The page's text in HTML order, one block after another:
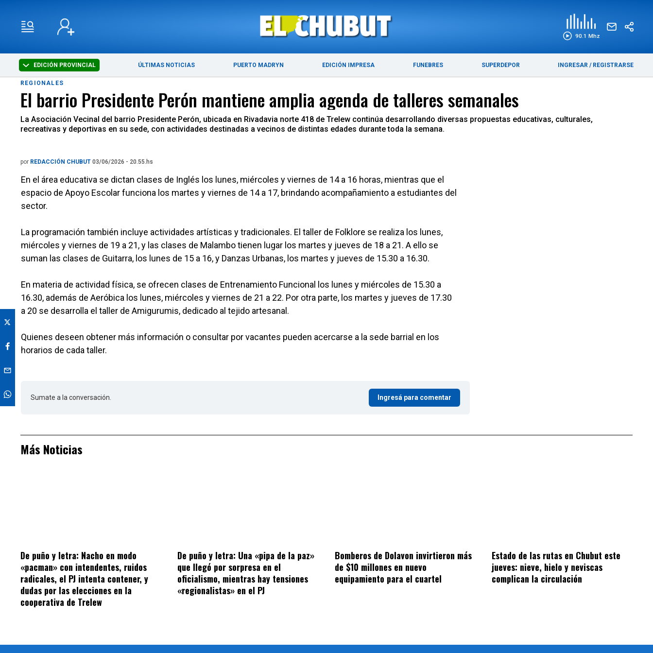
90.1 Mhz
EDICIÓN PROVINCIAL ÚLTIMAS NOTICIAS PUERTO MADRYN EDICIÓN IMPRESA FUNEBRES SUPERDEPOR INGRESAR / REGISTRARSE
ÚLTIMAS NOTICIAS PUERTO MADRYN
REGIONALES
El barrio Presidente Perón mantiene amplia agenda de talleres semanales
La Asociación Vecinal del barrio Presidente Perón, ubicada en Rivadavia norte 418 de Trelew continúa desarrollando diversas propuestas educativas, culturales,
recreativas y deportivas en su sede, con actividades destinadas a vecinos de distintas edades durante toda la semana.
por REDACCIÓN CHUBUT 03/06/2026 - 20.55.hs
En el área educativa se dictan clases de Inglés los lunes, miércoles y viernes de 14 a 16 horas, mientras que el
espacio de Apoyo Escolar funciona los martes y viernes de 14 a 17, brindando acompañamiento a estudiantes del
sector.
La programación también incluye actividades artísticas y tradicionales. El taller de Folklore se realiza los lunes,
miércoles y viernes de 19 a 21, y las clases de Malambo tienen lugar los martes y jueves de 18 a 21. A ello se
suman las clases de Guitarra, los lunes de 15 a 16, y Danzas Urbanas, los martes y jueves de 15.30 a 16.30.
En materia de actividad física, se ofrecen clases de Entrenamiento Funcional los lunes y miércoles de 15.30 a
16.30, además de Aeróbica los lunes, miércoles y viernes de 21 a 22. Por otra parte, los martes y jueves de 17.30
a 20 se desarrolla el taller de Amigurumis, dedicado al tejido artesanal.
Quienes deseen obtener más información o consultar por vacantes pueden acercarse a la sede barrial en los
horarios de cada taller.
Sumate a la conversación. Ingresá para comentar
Más Noticias
De puño y letra: Nacho en modo
«pacman» con intendentes, ruidos
radicales, el PJ intenta contener, y
dudas por las elecciones en la
cooperativa de Trelew
De puño y letra: Una «pipa de la paz»
que llegó por sorpresa en el
oficialismo, mientras hay tensiones
«regionalistas» en el PJ
Bomberos de Dolavon invirtieron más
de $10 millones en nuevo
equipamiento para el cuartel
Estado de las rutas en Chubut este
jueves: nieve, hielo y neviscas
complican la circulación